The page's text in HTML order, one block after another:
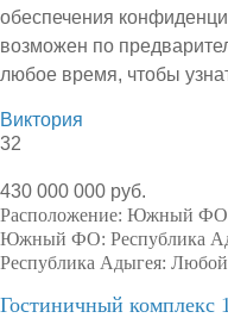
обеспечения
возможен по
любое время, чтобы
Виктория
32
430 000 000 руб.
Расположение: Южный ФО
Южный ФО: Республика
Республика Адыгея: Любой
Гостиничный комплекс